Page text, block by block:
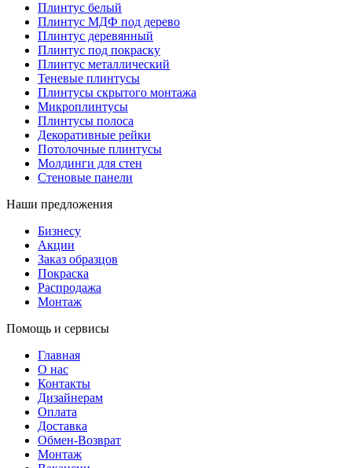
Плинтус белый
Плинтус МДФ под дерево
Плинтус деревянный
Плинтус под покраску
Плинтус металлический
Теневые плинтусы
Плинтусы скрытого монтажа
Микроплинтусы
Плинтусы полоса
Декоративные рейки
Потолочные плинтусы
Молдинги для стен
Стеновые панели
Наши предложения
Бизнесу
Акции
Заказ образцов
Покраска
Распродажа
Монтаж
Помощь и сервисы
Главная
О нас
Контакты
Дизайнерам
Оплата
Доставка
Обмен-Возврат
Монтаж